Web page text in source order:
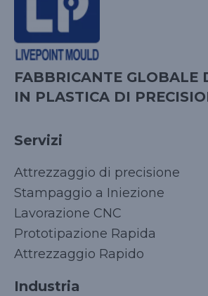
FABBRICANTE GLOBALE
IN PLASTICA DI
Servizi
Attrezzaggio di precisione
Stampaggio a Iniezione
Lavorazione CNC
Prototipazione Rapida
Attrezzaggio Rapido
Industria